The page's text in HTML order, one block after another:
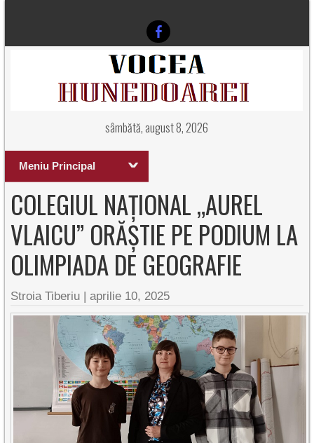
sâmbătă, august 8, 2026
Meniu Principal
COLEGIUL NAȚIONAL „AUREL
VLAICU” ORĂȘTIE PE PODIUM LA
OLIMPIADA DE GEOGRAFIE
Stroia Tiberiu |aprilie 10, 2025